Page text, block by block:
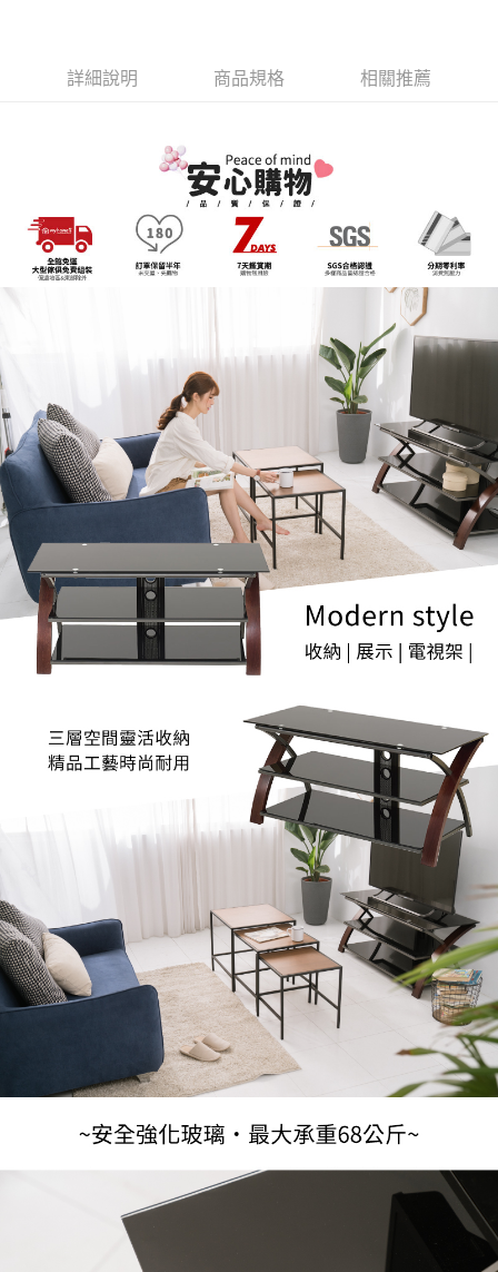
用戶於交易時，得透過本服務購買商品或服務，並由商店將買賣／分期付款
資料（包含姓名、電話或地址）提供予台灣大哥大進項蒐集、處理及利用，
由本公司與您本人進行分期帳單所需資料之確認、核對及更正。
3.完整用戶服務條款，請詳閱以下連結： https://oppay.tw/userRule
※ 請注意：結帳手續完成當下不需立刻繳費，但若您需要取消訂單，請聯絡
購買商品的店家。未經商家同意取消之訂單仍視為有效，需透過AFTEE先享
是否繳費成功／繳費後需取消欲退款等相關疑問，請聯繫「AFTEE先享後付
https://netprotections.freshdesk.com/support/home
１．透過由恩沛科技股份有限公司提供之「AFTEE先享後付」服務完成之交
易，需依本服務之必要範圍內提供個人資料，並將交易相關給付款項請求債
權轉讓予恩沛科技股份有限公司。
２．關於個人資料處理事宜，請瀏覽以下網址：
３．未成年的使用者請事先徵得法定代理人或監護人之同意方可使用
「AFTEE先享後付」，若未經同意申辦者引起之損失，本公司不負相關責
４．使用「AFTEE先享後付」時，將依據個別帳號之用戶狀況，依本公司即
時審查核予不同之上限額度；若仍有額度不足之情形，本公司將視審查結果
請求用戶進行身份認證。
５．嚴禁一人註冊多個帳號或使用他人資訊註冊。若發現惡意使用之情形，
恩沛科技股份有限公司將有權停止該用戶之使用額度並採取法律行動。
每筆NT$3,000，滿NT$1(含以上)免運費
詳細說明 商品規格 相關推薦